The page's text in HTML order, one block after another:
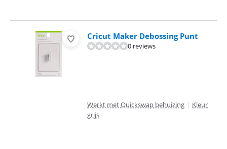
Cricut Maker Debossing Punt
0 reviews
Werkt met Quickswap behuizing | Kleur
grijs